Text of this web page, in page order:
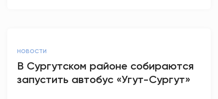
НОВОСТИ
В Сургутском районе собираются
запустить автобус «Угут-Сургут»